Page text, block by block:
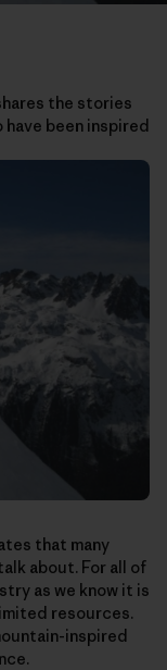
the stories
been inspired
that many
about. For all of
as we know it is
resources.
inspired